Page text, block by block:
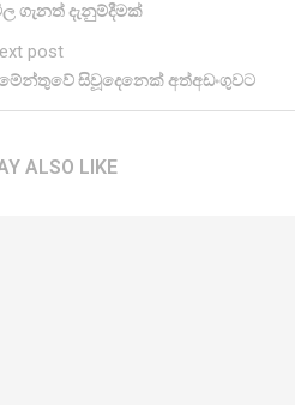
ගැනත් දැනුම්දීමක්
post
සිවූදෙනෙක් අත්අඩංගුවට
ALSO LIKE